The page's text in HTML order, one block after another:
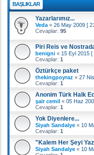
BAŞLIKLAR
Yazarlarımız...
Veda « 26 May 2009 [
Cevaplar: 95
Piri Reis ve
benigni « 15 Eyl 2015 [
Cevaplar: 1
Öztürkçe paket
thekingpoyraz « 27
Cevaplar: 1
Anonim Türk Halk
şair cemil « 05 Haz
Cevaplar: 1
Yok Diyenlere...
Siyah Sandalye « 10
Cevaplar: 1
"Kalem Her Şeyi
Siyah Sandalye « 10